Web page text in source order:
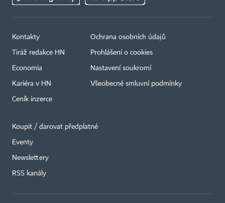
Kontakty
Tiráž redakce HN
Economia
Kariéra v HN
Ceník inzerce
Ochrana osobních údajů
Prohlášení o cookies
Nastavení soukromí
Všeobecné smluvní podmínky
Koupit / darovat předplatné
Eventy
Newslettery
RSS kanály